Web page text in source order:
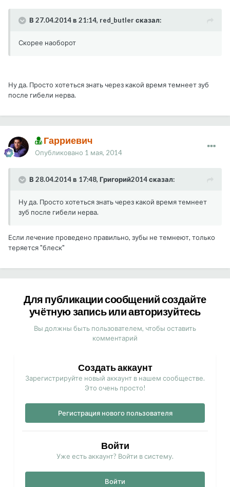
В 27.04.2014 в 21:14, red_butler сказал:
Скорее наоборот
Ну да. Просто хотеться знать через какой время темнеет зуб
после гибели нерва.
Гарриевич
Опубликовано 1 мая, 2014
В 28.04.2014 в 17:48, Григорий2014 сказал:
Ну да. Просто хотеться знать через какой время темнеет
зуб после гибели нерва.
Если лечение проведено правильно, зубы не темнеют, только
теряется "блеск"
Для публикации сообщений создайте
учётную запись или авторизуйтесь
Вы должны быть пользователем, чтобы оставить
комментарий
Создать аккаунт
Зарегистрируйте новый аккаунт в нашем сообществе.
Это очень просто!
Регистрация нового пользователя
Войти
Уже есть аккаунт? Войти в систему.
Войти